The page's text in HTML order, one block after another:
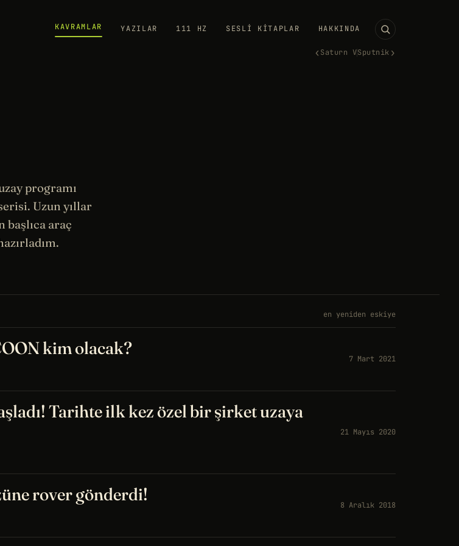
KAVRAMLAR YAZILAR 111 HZ SESLI KITAPLAR HAKKINDA
‹Saturn VSputnik ›
programı
Uzun yıllar
başlıca araç
en yeniden eskiye
kim olacak?
7 Mart 2021
Tarihte ilk kez özel bir şirket uzaya
21 Mayıs 2020
rover gönderdi!
8 Aralık 2018